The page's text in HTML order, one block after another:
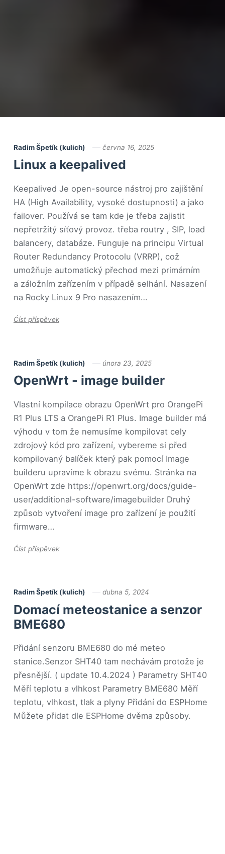
Radim Špetík (kulich) června 16, 2025
Linux a keepalived
Keepalived Je open-source nástroj pro zajištění
HA (High Availability, vysoké dostupnosti) a jako
failover. Používá se tam kde je třeba zajistit
nepřetržitý síťový provoz. třeba routry , SIP, load
balancery, databáze. Funguje na principu Virtual
Router Redundancy Protocolu (VRRP), což
umožňuje automatický přechod mezi primárním
a záložním zařízením v případě selhání. Nasazení
na Rocky Linux 9 Pro nasazením…
Ćíst příspěvek
Radim Špetík (kulich) února 23, 2025
OpenWrt - image builder
Vlastní kompilace obrazu OpenWrt pro OrangePi
R1 Plus LTS a OrangePi R1 Plus. Image builder má
výhodu v tom že nemusíme kompilovat cely
zdrojový kód pro zařízení, vybereme si před
kompilovaný balíček který pak pomocí Image
builderu upravíme k obrazu svému. Stránka na
OpenWrt zde https://openwrt.org/docs/guide-
user/additional-software/imagebuilder Druhý
způsob vytvoření image pro zařízení je použití
firmware…
Ćíst příspěvek
Radim Špetík (kulich) dubna 5, 2024
Domací meteostanice a senzor
BME680
Přidání senzoru BME680 do mé meteo
stanice.Senzor SHT40 tam nechávám protože je
přesnější. ( update 10.4.2024 ) Parametry SHT40
Měří teplotu a vlhkost Parametry BME680 Měří
teplotu, vlhkost, tlak a plyny Přidání do ESPHome
Můžete přidat dle ESPHome dvěma způsoby.